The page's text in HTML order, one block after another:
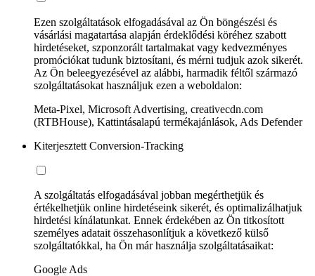
Ezen szolgáltatások elfogadásával az Ön böngészési és
vásárlási magatartása alapján érdeklődési köréhez szabott
hirdetéseket, szponzorált tartalmakat vagy kedvezményes
promóciókat tudunk biztosítani, és mérni tudjuk azok sikerét.
Az Ön beleegyezésével az alábbi, harmadik féltől származó
szolgáltatásokat használjuk ezen a weboldalon:
Meta-Pixel, Microsoft Advertising, creativecdn.com
(RTBHouse), Kattintásalapú termékajánlások, Ads Defender
Kiterjesztett Conversion-Tracking
A szolgáltatás elfogadásával jobban megérthetjük és
értékelhetjük online hirdetéseink sikerét, és optimalizálhatjuk
hirdetési kínálatunkat. Ennek érdekében az Ön titkosított
személyes adatait összehasonlítjuk a következő külső
szolgáltatókkal, ha Ön már használja szolgáltatásaikat:
Google Ads